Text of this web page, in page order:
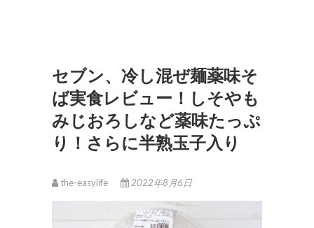
セブン、冷し混ぜ麺薬味そ
ば実食レビュー！しそやも
みじおろしなど薬味たっぷ
り！さらに半熟玉子入り
the-easylife 2022年8月6日